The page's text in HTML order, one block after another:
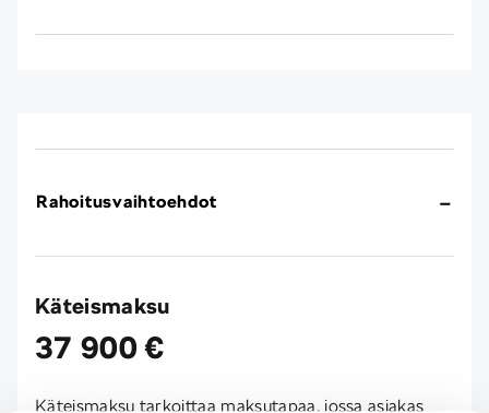
Rahoitusvaihtoehdot
Käteismaksu
37 900 €
Käteismaksu tarkoittaa maksutapaa, jossa asiakas